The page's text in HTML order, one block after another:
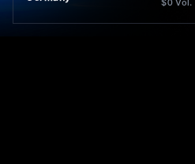
$0 Vol.